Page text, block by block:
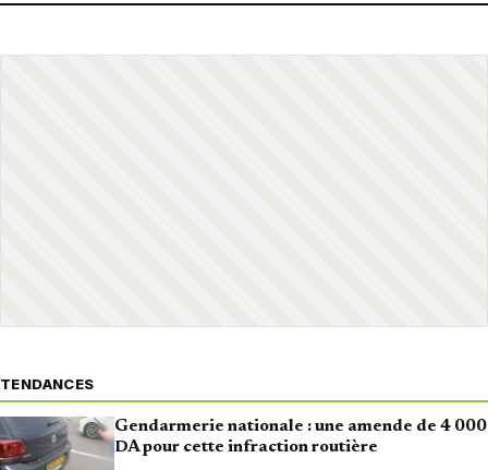
TENDANCES
Gendarmerie nationale : une amende de 4 000
DA pour cette infraction routière